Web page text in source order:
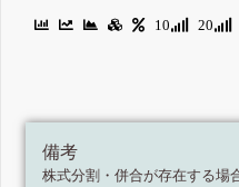
10 20
備考
株式分割・併合が存在する場